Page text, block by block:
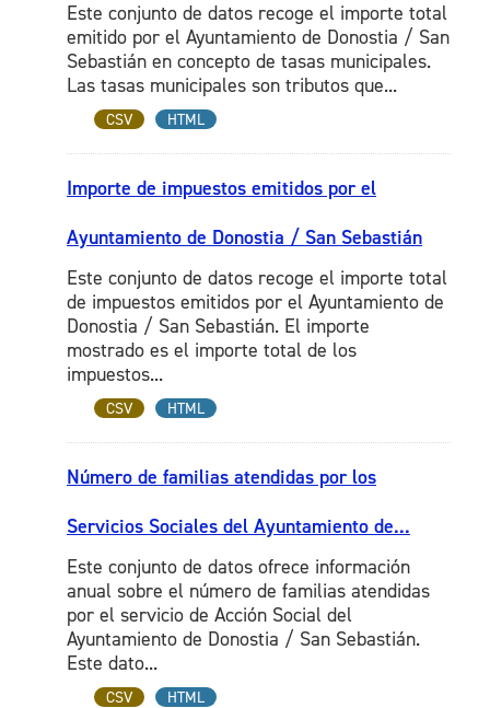
Este conjunto de datos recoge el importe total
emitido por el Ayuntamiento de Donostia / San
Sebastián en concepto de tasas municipales.
Las tasas municipales son tributos que...
CSV HTML
Importe de impuestos emitidos por el
Ayuntamiento de Donostia / San Sebastián
Este conjunto de datos recoge el importe total
de impuestos emitidos por el Ayuntamiento de
Donostia / San Sebastián. El importe
mostrado es el importe total de los
impuestos...
CSV HTML
Número de familias atendidas por los
Servicios Sociales del Ayuntamiento de...
Este conjunto de datos ofrece información
anual sobre el número de familias atendidas
por el servicio de Acción Social del
Ayuntamiento de Donostia / San Sebastián.
Este dato...
CSV HTML